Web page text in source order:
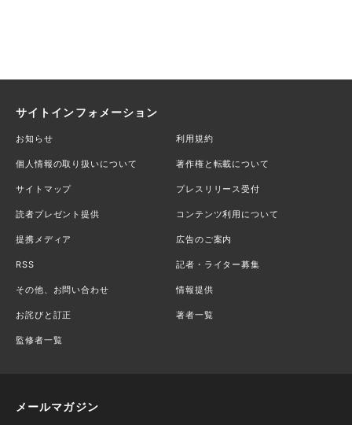
サイトインフォメーション
お知らせ 利用規約
個人情報の取り扱いについて 著作権と転載について
サイトマップ プレスリリース受付
読者プレゼント提供 コンテンツ利用について
提携メディア 広告のご案内
RSS 記者・ライター募集
その他、お問い合わせ 情報提供
お詫びと訂正 著者一覧
監修者一覧
メールマガジン